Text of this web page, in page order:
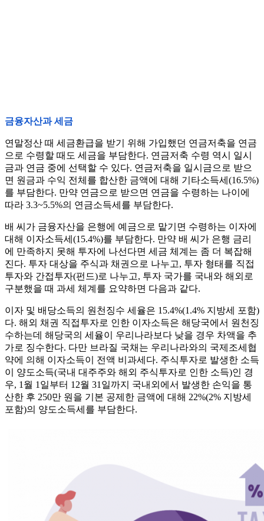
금융자산과 세금
연말정산 때 세금환급을 받기 위해 가입했던 연금저축을 연금
으로 수령할 때도 세금을 부담한다. 연금저축 수령 역시 일시
금과 연금 중에 선택할 수 있다. 연금저축을 일시금으로 받으
면 원금과 수익 전체를 합산한 금액에 대해 기타소득세(16.5%)
를 부담한다. 만약 연금으로 받으면 연금을 수령하는 나이에
따라 3.3~5.5%의 연금소득세를 부담한다.
배 씨가 금융자산을 은행에 예금으로 맡기면 수령하는 이자에
대해 이자소득세(15.4%)를 부담한다. 만약 배 씨가 은행 금리
에 만족하지 못해 투자에 나선다면 세금 체계는 좀 더 복잡해
진다. 투자 대상을 주식과 채권으로 나누고, 투자 형태를 직접
투자와 간접투자(펀드)로 나누고, 투자 국가를 국내와 해외로
구분했을 때 과세 체계를 요약하면 다음과 같다.
이자 및 배당소득의 원천징수 세율은 15.4%(1.4% 지방세 포함)
다. 해외 채권 직접투자로 인한 이자소득은 해당국에서 원천징
수하는데 해당국의 세율이 우리나라보다 낮을 경우 차액을 추
가로 징수한다. 다만 브라질 국채는 우리나라와의 국제조세협
약에 의해 이자소득이 전액 비과세다. 주식투자로 발생한 소득
이 양도소득(국내 대주주와 해외 주식투자로 인한 소득)인 경
우, 1월 1일부터 12월 31일까지 국내외에서 발생한 손익을 통
산한 후 250만 원을 기본 공제한 금액에 대해 22%(2% 지방세
포함)의 양도소득세를 부담한다.